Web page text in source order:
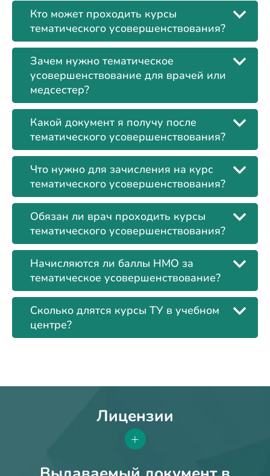
Кто может проходить курсы
тематического усовершенствования?
Зачем нужно тематическое
усовершенствование для врачей или
медсестер?
Какой документ я получу после
тематического усовершенствования?
Что нужно для зачисления на курс
тематического усовершенствования?
Обязан ли врач проходить курсы
тематического усовершенствования?
Начисляются ли баллы НМО за
тематическое усовершенствование?
Сколько длятся курсы ТУ в учебном
центре?
Лицензии
+